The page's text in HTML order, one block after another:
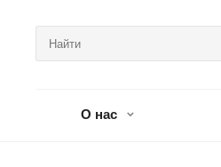
О нас